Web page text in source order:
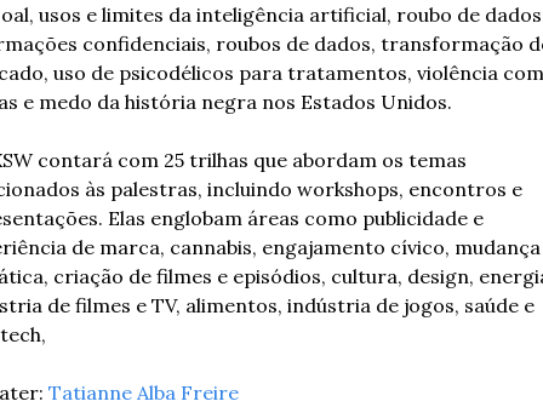
usos e limites da inteligência artificial, roubo de
confidenciais, roubos de dados, transformação
uso de psicodélicos para tratamentos, violência com
e medo da história negra nos Estados Unidos.
contará com 25 trilhas que abordam os temas
às palestras, incluindo workshops, encontros e
Elas englobam áreas como publicidade e
de marca, cannabis, engajamento cívico, mudança
criação de filmes e episódios, cultura, design,
de filmes e TV, alimentos, indústria de jogos, saúde e
Tatianne Alba Freire